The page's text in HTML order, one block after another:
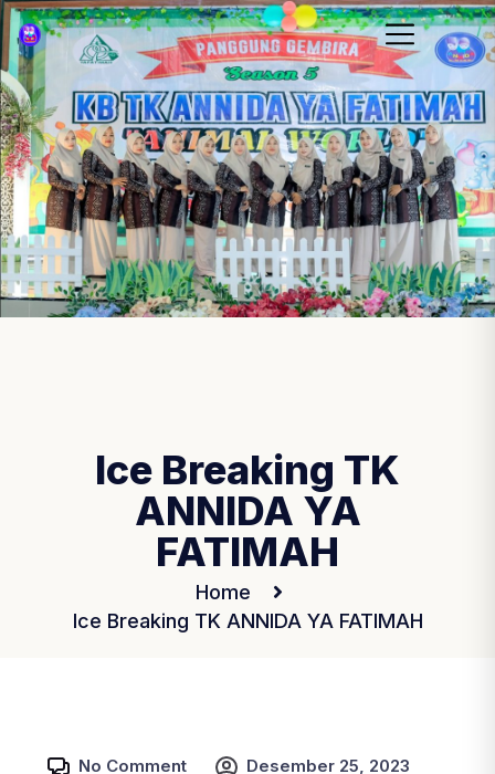
Ice Breaking TK
ANNIDA YA
FATIMAH
Home
Ice Breaking TK ANNIDA YA FATIMAH
No Comment Desember 25, 2023